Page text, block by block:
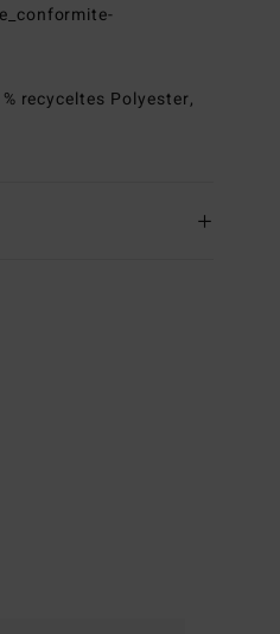
recyceltes Polyester,